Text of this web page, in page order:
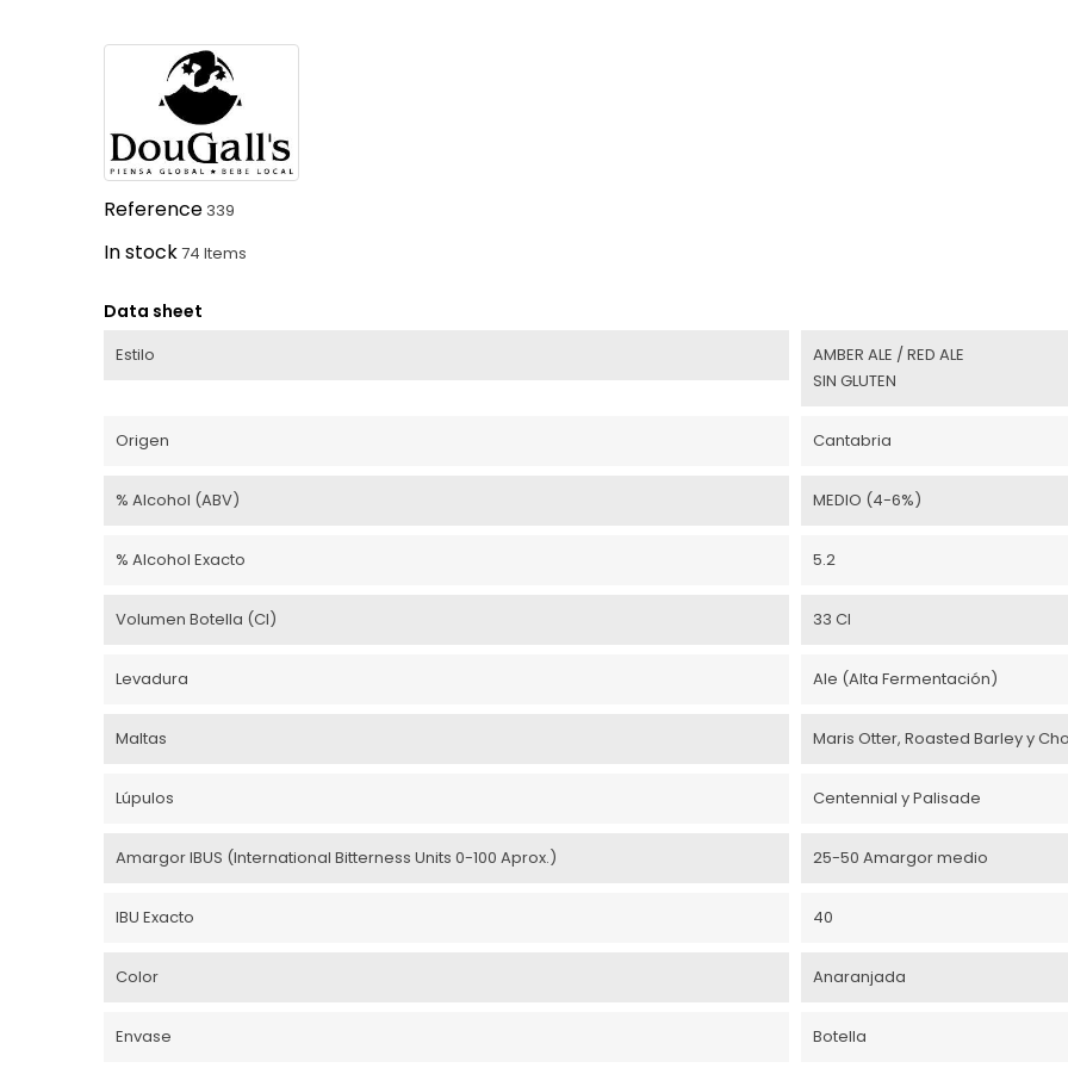
Reference 339
In stock74 Items
Data sheet
Estilo
AMBER ALE / RED ALE
SIN GLUTEN
Origen Cantabria
% Alcohol (ABV) MEDIO (4-6%)
% Alcohol Exacto 5.2
Volumen Botella (cl) 33 Cl
Levadura Ale (Alta Fermentación)
Maltas Maris Otter, Roasted Barley y
Lúpulos Centennial y Palisade
Amargor IBUS (International Bitterness Units 0-100 Aprox.) 25-50 Amargor medio
IBU Exacto 40
Color Anaranjada
Envase Botella